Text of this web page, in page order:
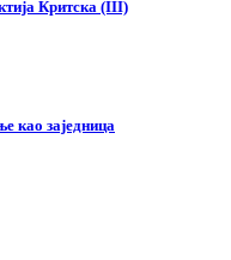
Критска (III)
као заједница